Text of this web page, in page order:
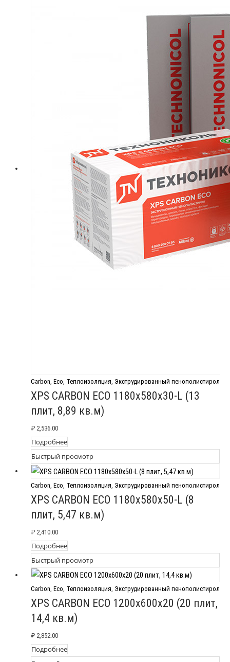
Carbon, Eco, Теплоизоляция, Экструдированный пенополистирол
XPS CARBON ECO 1180х580х30-L (13
плит, 8,89 кв.м)
₽ 2,536.00
Подробнее
Быстрый просмотр
Carbon Eco Теплоизоляция Экструдированный пенополистирол
XPS CARBON ECO 1180х580х50-L (8
плит, 5,47 кв.м)
₽ 2,410.00
Подробнее
Быстрый просмотр
Carbon Eco Теплоизоляция Экструдированный пенополистирол
XPS CARBON ECO 1200х600х20 (20 плит,
14,4 кв.м)
₽ 2,852.00
Подробнее